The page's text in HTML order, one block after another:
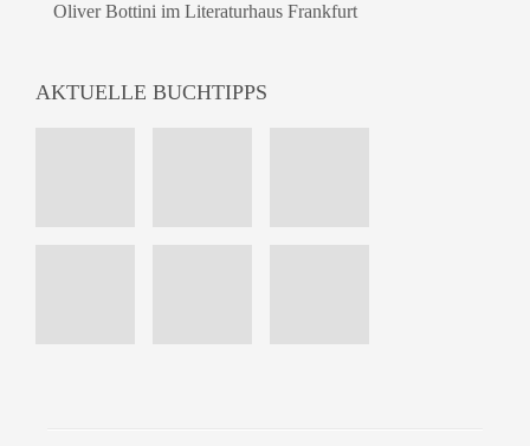
Oliver Bottini im Literaturhaus Frankfurt
AKTUELLE BUCHTIPPS